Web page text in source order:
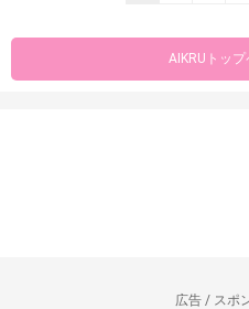
AIKRUトッ
広告 / スポ